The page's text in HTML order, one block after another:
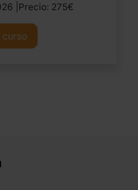
|Precio: 275€
curso